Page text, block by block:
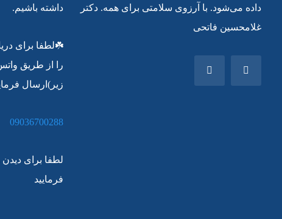
داده می‌شود. با آرزوی سلامتی برای همه. دکتر
غلامحسین فاتحی
داشته باشیم.
را از طریق
زیر)ارسال
09036700288
لطفا برای دیدن
فرمایید